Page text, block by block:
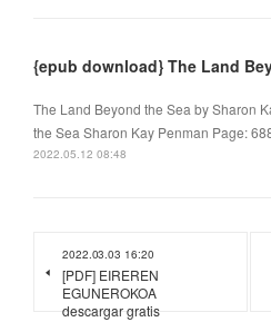
{epub download} The Land
The Land Beyond the Sea by Sharon
the Sea Sharon Kay Penman Page:
2022.05.12 08:48
2022.03.03 16:20
[PDF] EIREREN
EGUNEROKOA
descargar gratis